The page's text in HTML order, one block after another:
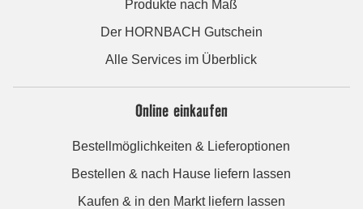
Produkte nach Maß
Der HORNBACH Gutschein
Alle Services im Überblick
Online einkaufen
Bestellmöglichkeiten & Lieferoptionen
Bestellen & nach Hause liefern lassen
Kaufen & in den Markt liefern lassen